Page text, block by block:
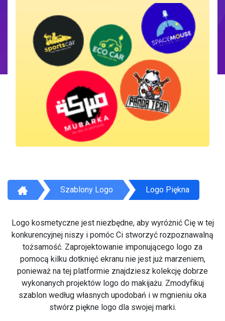
Szablony Logo Logo Piękna
Logo kosmetyczne jest niezbędne, aby wyróżnić Cię w tej
konkurencyjnej niszy i pomóc Ci stworzyć rozpoznawalną
tożsamość. Zaprojektowanie imponującego logo za
pomocą kilku dotknięć ekranu nie jest już marzeniem,
ponieważ na tej platformie znajdziesz kolekcję dobrze
wykonanych projektów logo do makijażu. Zmodyfikuj
szablon według własnych upodobań i w mgnieniu oka
stwórz piękne logo dla swojej marki.